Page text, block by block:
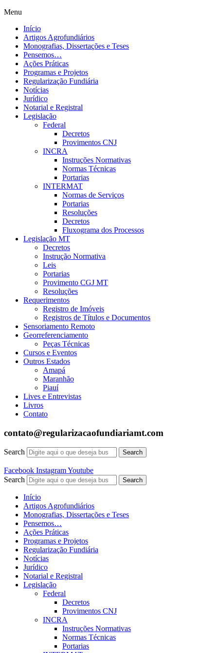
Menu
Início
Artigos Agrofundiários
Monografias, Dissertações e Teses
Pensemos…
Ações Práticas
Programas e Projetos
Regularização Fundiária
Notícias
Jurídico
Notarial e Registral
Legislação
Federal
Decretos
Provimentos CNJ
INCRA
Instruções Normativas
Normas Técnicas
Portarias
INTERMAT
Normas de Serviços
Portarias
Resoluções
Decretos
Fluxograma dos Processos
Legislação MT
Decretos
Instrução Normativa
Leis
Portarias
Provimento CGJ MT
Resoluções
Requerimentos
Registro de Imóveis
Registros de Títulos e Documentos
Sensoriamento Remoto
Georreferenciamento
Peças Técnicas
Cursos e Eventos
Outros Estados
Amapá
Maranhão
Piauí
Lives e Entrevistas
Livros
Contato
contato@regularizacaofundiariamt.com
Search Search
Facebook InstagramYoutube
Search
Search
Início
Artigos Agrofundiários
Monografias, Dissertações e Teses
Pensemos…
Ações Práticas
Programas e Projetos
Regularização Fundiária
Notícias
Jurídico
Notarial e Registral
Legislação
Federal
Decretos
Provimentos CNJ
INCRA
Instruções Normativas
Normas Técnicas
Portarias